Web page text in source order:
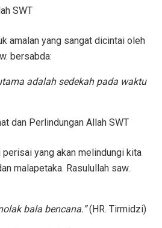
SWT
amalan yang sangat dicintai oleh
bersabda:
adalah sedekah pada waktu
dan Perlindungan Allah SWT
yang akan melindungi kita
malapetaka. Rasulullah saw.
bala bencana.”(HR. Tirmidzi)